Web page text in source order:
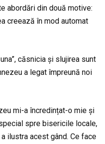
abordări din două motive:
creează în mod automat
căsnicia și slujirea sunt
a legat împreună noi
mi-a încredințat-o mie și
spre bisericile locale,
ilustra acest gând. Ce face